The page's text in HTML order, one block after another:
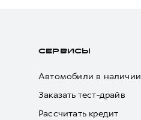
СЕРВИСЫ
Автомобили в наличии
Заказать тест-драйв
Рассчитать кредит